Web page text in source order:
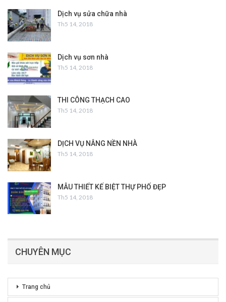
Dịch vụ sửa chữa nhà
Th5 14, 2018
Dịch vụ sơn nhà
Th5 14, 2018
THI CÔNG THẠCH CAO
Th5 14, 2018
DỊCH VỤ NÂNG NỀN NHÀ
Th5 14, 2018
MẪU THIẾT KẾ BIỆT THỰ PHỐ ĐẸP
Th5 14, 2018
CHUYÊN MỤC
Trang chủ